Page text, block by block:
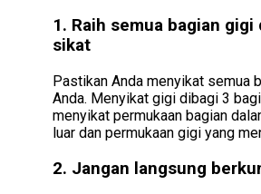
1. Raih semua bagian gigi
sikat
Pastikan Anda menyikat semua
Anda. Menyikat gigi dibagi 3
menyikat permukaan bagian
luar dan permukaan gigi yang
2. Jangan langsung